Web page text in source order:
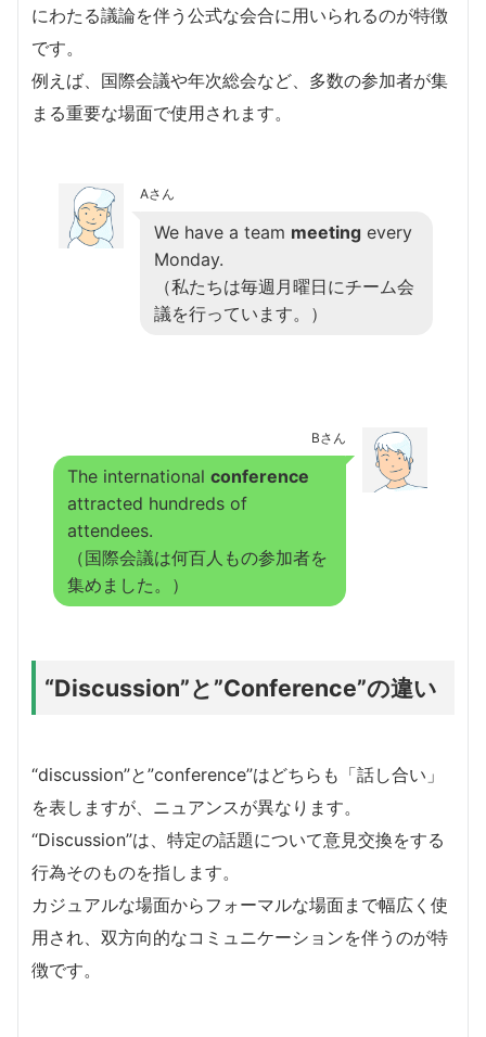
にわたる議論を伴う公式な会合に用いられるのが特徴
です。
例えば、国際会議や年次総会など、多数の参加者が集
まる重要な場面で使用されます。
Aさん
We have a team meeting every
Monday.
（私たちは毎週月曜日にチーム会
議を行っています。）
Bさん
The international conference
attracted hundreds of
attendees.
（国際会議は何百人もの参加者を
集めました。）
“Discussion”と”Conference”の違い
“discussion”と”conference”はどちらも「話し合い」
を表しますが、ニュアンスが異なります。
“Discussion”は、特定の話題について意見交換をする
行為そのものを指します。
カジュアルな場面からフォーマルな場面まで幅広く使
用され、双方向的なコミュニケーションを伴うのが特
徴です。